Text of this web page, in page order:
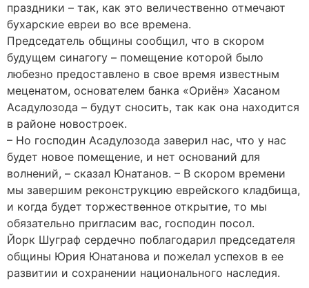
праздники – так, как это величественно отмечают
бухарские евреи во все времена.
Председатель общины сообщил, что в скором
будущем синагогу – помещение которой было
любезно предоставлено в свое время известным
меценатом, основателем банка «Ориён» Хасаном
Асадулозода – будут сносить, так как она находится
в районе новостроек.
– Но господин Асадулозода заверил нас, что у нас
будет новое помещение, и нет оснований для
волнений, – сказал Юнатанов. – В скором времени
мы завершим реконструкцию еврейского кладбища,
и когда будет торжественное открытие, то мы
обязательно пригласим вас, господин посол.
Йорк Шуграф сердечно поблагодарил председателя
общины Юрия Юнатанова и пожелал успехов в ее
развитии и сохранении национального наследия.